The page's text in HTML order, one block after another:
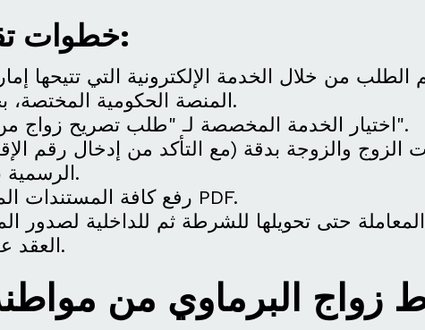
خطوات تقديم الطلب:
الطلب من خلال الخدمة الإلكترونية التي تتيحها
المنصة الحكومية المختصة، بحسب الإمارة.
اختيار الخدمة المخصصة لـ "طلب تصريح زواج من غير سعودية".
الزوج والزوجة بدقة (مع التأكد من إدخال رقم
الرسمية بشكل صحيح).
رفع كافة المستندات المطلوبة بصيغة PDF.
المعاملة حتى تحويلها للشرطة ثم للداخلية لصدور
العقد.
زواج البرماوي من